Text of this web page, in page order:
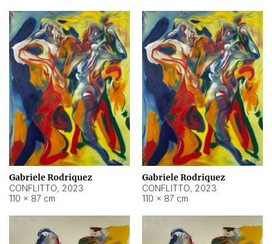
Gabriele Rodriquez
CONFLITTO, 2023
110 × 87 cm
Gabriele Rodriquez
CONFLITTO, 2023
110 × 87 cm